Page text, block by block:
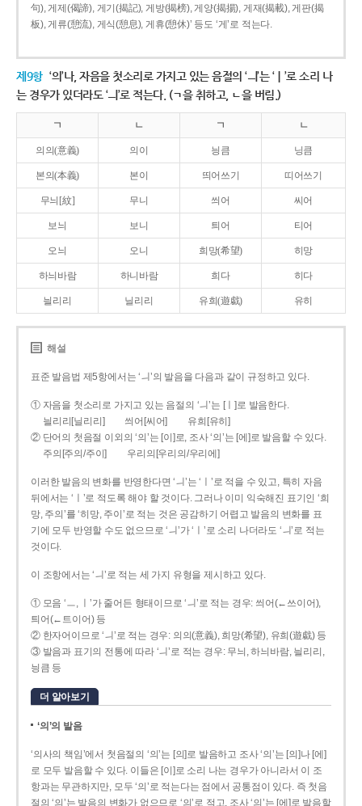
句), 게제(偈諦), 게기(揭記), 게방(揭榜), 게양(揭揚), 게재(揭載), 게판(揭
板), 게류(憩流), 게식(憩息), 게휴(憩休)’ 등도 ‘게’로 적는다.
제9항 ‘의’나, 자음을 첫소리로 가지고 있는 음절의 ‘ㅢ’는 ‘ㅣ’로 소리 나
는 경우가 있더라도 ‘ㅢ’로 적는다. (ㄱ을 취하고, ㄴ을 버림.)
ㄱ ㄴ ㄱ ㄴ
의의(意義) 의이 닁큼 닝큼
본의(本義) 본이 띄어쓰기 띠어쓰기
무늬[紋] 무니 씌어 씨어
보늬 보니 틔어 티어
오늬 오니 희망(希望) 히망
하늬바람 하니바람 희다 히다
늴리리 닐리리 유희(遊戱) 유히
해설
표준 발음법 제5항에서는 ‘ㅢ’의 발음을 다음과 같이 규정하고 있다.
① 자음을 첫소리로 가지고 있는 음절의 ‘ㅢ’는 [ㅣ]로 발음한다.
늴리리[닐리리]
씌어[씨어]
유희[유히]
② 단어의 첫음절 이외의 ‘의’는 [이]로, 조사 ‘의’는 [에]로 발음할 수 있다.
주의[주의/주이]
우리의[우리의/우리에]
이러한 발음의 변화를 반영한다면 ‘ㅢ’는 ‘ㅣ’로 적을 수 있고, 특히 자음
뒤에서는 ‘ㅣ’로 적도록 해야 할 것이다. 그러나 이미 익숙해진 표기인 ‘희
망, 주의’를 ‘히망, 주이’로 적는 것은 공감하기 어렵고 발음의 변화를 표
기에 모두 반영할 수도 없으므로 ‘ㅢ’가 ‘ㅣ’로 소리 나더라도 ‘ㅢ’로 적는
것이다.
이 조항에서는 ‘ㅢ’로 적는 세 가지 유형을 제시하고 있다.
① 모음 ‘ㅡ, ㅣ’가 줄어든 형태이므로 ‘ㅢ’로 적는 경우: 씌어(←쓰이어),
틔어(←트이어) 등
② 한자어이므로 ‘ㅢ’로 적는 경우: 의의(意義), 희망(希望), 유희(遊戱) 등
③ 발음과 표기의 전통에 따라 ‘ㅢ’로 적는 경우: 무늬, 하늬바람, 늴리리,
닁큼 등
더 알아보기
‘의’의 발음
‘의사의 책임’에서 첫음절의 ‘의’는 [의]로 발음하고 조사 ‘의’는 [의]나 [에]
로 모두 발음할 수 있다. 이들은 [이]로 소리 나는 경우가 아니라서 이 조
항과는 무관하지만, 모두 ‘의’로 적는다는 점에서 공통점이 있다. 즉 첫음
절의 ‘의’는 발음의 변화가 없으므로 ‘의’로 적고, 조사 ‘의’는 [에]로 발음할